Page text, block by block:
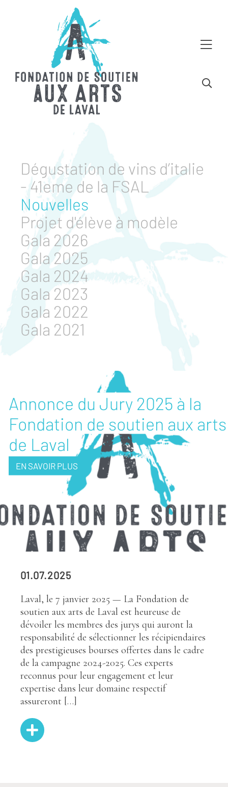
Dégustation de vins d’italie
- 41eme de la FSAL
Nouvelles
Projet d'élève à modèle
Gala 2026
Gala 2025
Gala 2024
Gala 2023
Gala 2022
Gala 2021
Annonce du Jury 2025 à la
Fondation de soutien aux arts
de Laval
EN SAVOIR PLUS
01.07.2025
Laval, le 7 janvier 2025 — La Fondation de
soutien aux arts de Laval est heureuse de
dévoiler les membres des jurys qui auront la
responsabilité de sélectionner les récipiendaires
des prestigieuses bourses offertes dans le cadre
de la campagne 2024-2025. Ces experts
reconnus pour leur engagement et leur
expertise dans leur domaine respectif
assureront […]